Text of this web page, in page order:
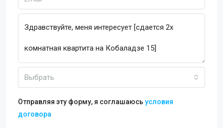
Выбрать
Отправляя эту форму, я соглашаюсь условия
договора